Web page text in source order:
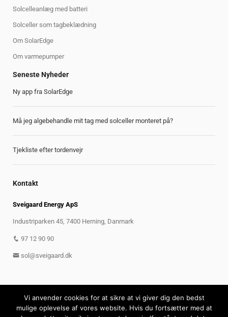
Solcelleanlæg med batteri
Solceller som tagbeklædning
Om SolarEdge
Om varmepumper
Seneste Nyheder
Ny app fra SolarEdge
Må jeg algebehandle mit tag med solceller monteret på?
Tjekliste efter tordenvejr
Kontakt
Sveigaard Energy ApS
Industriparken 45, 7400 Herning, Danmark
97 12 90 90
sol@sveigaard.dk
Vi anvender cookies for at sikre at vi giver dig den bedst
mulige oplevelse af vores website. Hvis du fortsætter med at